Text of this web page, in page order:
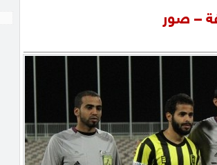
– صور